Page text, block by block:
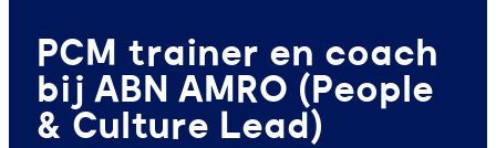
PCM trainer en coach
bij ABN AMRO (People
& Culture Lead)